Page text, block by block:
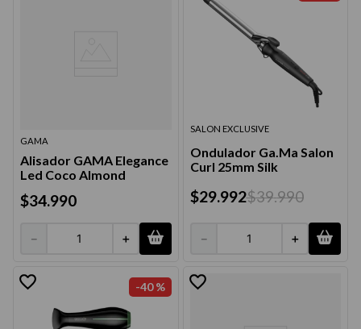
GAMA
Alisador GAMA Elegance
Led Coco Almond
$34.990
＋
－
SALON EXCLUSIVE
Ondulador Ga.Ma Salon
Curl 25mm Silk
$29.992$39.990
＋
－
-40 %